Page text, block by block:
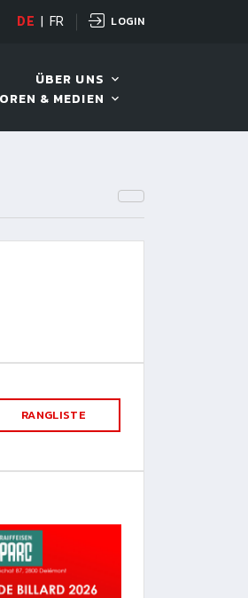
10. AUG. 2026, 19:00
DE FR LOGIN
ÜBER UNS
& MEDIEN
RANGLISTE